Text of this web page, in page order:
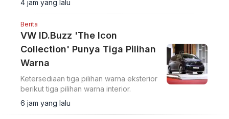
4 jam yang lalu
Berita
VW ID.Buzz 'The Icon
Collection' Punya Tiga Pilihan
Warna
Ketersediaan tiga pilihan warna eksterior
berikut tiga pilihan warna interior.
6 jam yang lalu